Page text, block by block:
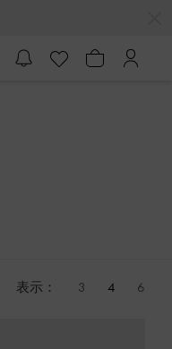
表示： 3 4 6